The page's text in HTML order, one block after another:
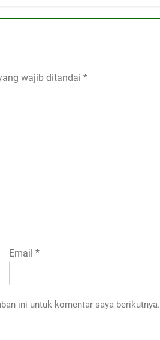
wajib ditandai *
Email*
ini untuk komentar saya berikutnya.